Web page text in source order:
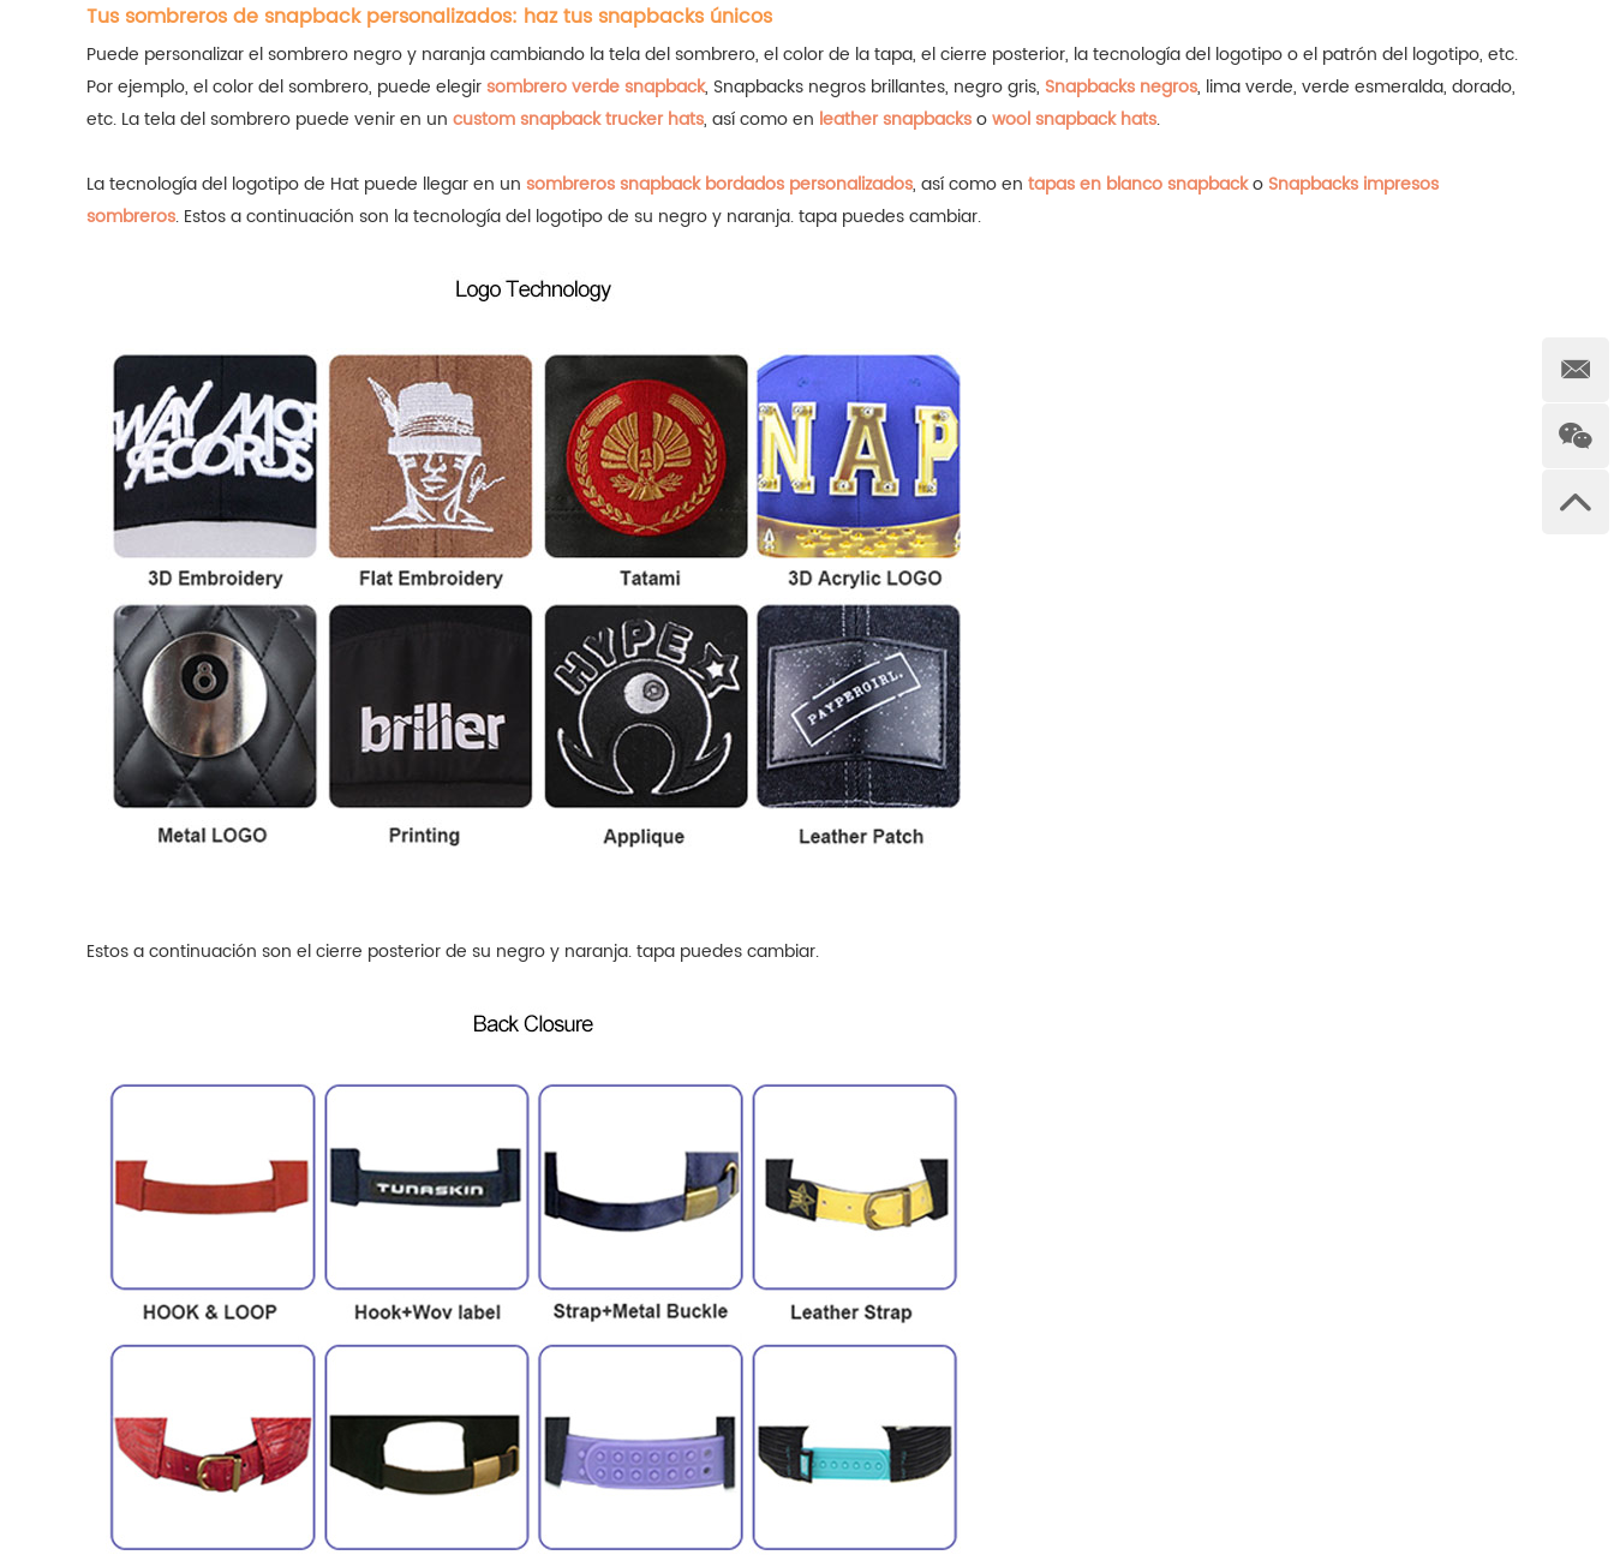
Tus sombreros de snapback personalizados: haz tus snapbacks únicos
Puede personalizar el sombrero negro y naranja cambiando la tela del sombrero, el color de la tapa, el cierre posterior, la tecnología del logotipo o el patrón del logotipo, etc.
Por ejemplo, el color del sombrero, puede elegir sombrero verde snapback, Snapbacks negros brillantes, negro gris, Snapbacks negros, lima verde, verde esmeralda, dorado,
etc. La tela del sombrero puede venir en un custom snapback trucker hats, así como en leather snapbacksowool snapback hats.
La tecnología del logotipo de Hat puede llegar en un sombreros snapback bordados personalizados, así como en tapas en blanco snapbacko Snapbacks impresos
sombreros. Estos a continuación son la tecnología del logotipo de su negro y naranja.tapa puedes cambiar.
Estos a continuación son el cierre posterior de su negro y naranja.tapa puedes cambiar.